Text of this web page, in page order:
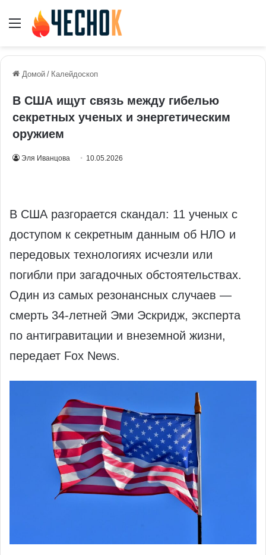
Меню
Домой / Калейдоскоп
В США ищут связь между гибелью
секретных ученых и энергетическим
оружием
Эля Иванцова 10.05.2026
В США разгорается скандал: 11 ученых с
доступом к секретным данным об НЛО и
передовых технологиях исчезли или
погибли при загадочных обстоятельствах.
Один из самых резонансных случаев —
смерть 34-летней Эми Эскридж, эксперта
по антигравитации и внеземной жизни,
передает Fox News.